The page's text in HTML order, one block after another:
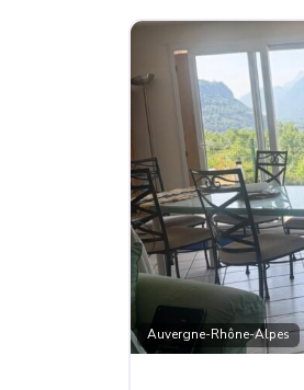
Auvergne-Rhône-Alpes